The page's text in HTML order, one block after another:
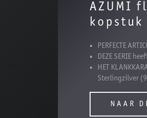
AZUMI
kopstuk
PERFECTE
DEZE SERIE
HET
Sterlingzilver
NAAR